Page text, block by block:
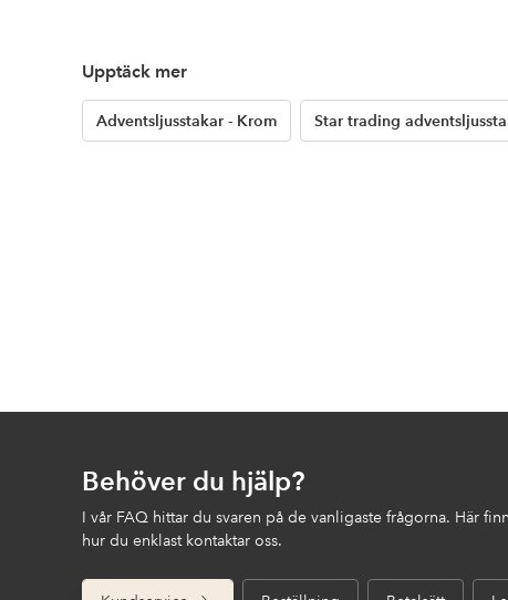
Upptäck mer
Adventsljusstakar - Krom Star trading
Behöver du hjälp?
I vår FAQ hittar du svaren på de vanligaste frågorna. Här
hur du enklast kontaktar oss.